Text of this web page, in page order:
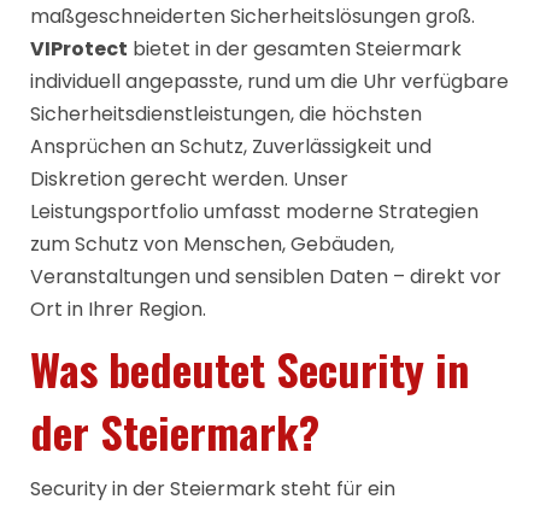
maßgeschneiderten Sicherheitslösungen groß.
VIProtect bietet in der gesamten Steiermark
individuell angepasste, rund um die Uhr verfügbare
Sicherheitsdienstleistungen, die höchsten
Ansprüchen an Schutz, Zuverlässigkeit und
Diskretion gerecht werden. Unser
Leistungsportfolio umfasst moderne Strategien
zum Schutz von Menschen, Gebäuden,
Veranstaltungen und sensiblen Daten – direkt vor
Ort in Ihrer Region.
Was bedeutet Security in
der Steiermark?
Security in der Steiermark steht für ein